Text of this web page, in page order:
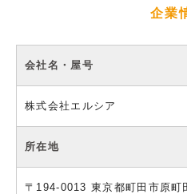
企業
会社名・屋号
株式会社エルシア
所在地
〒194-0013 東京都町田市原